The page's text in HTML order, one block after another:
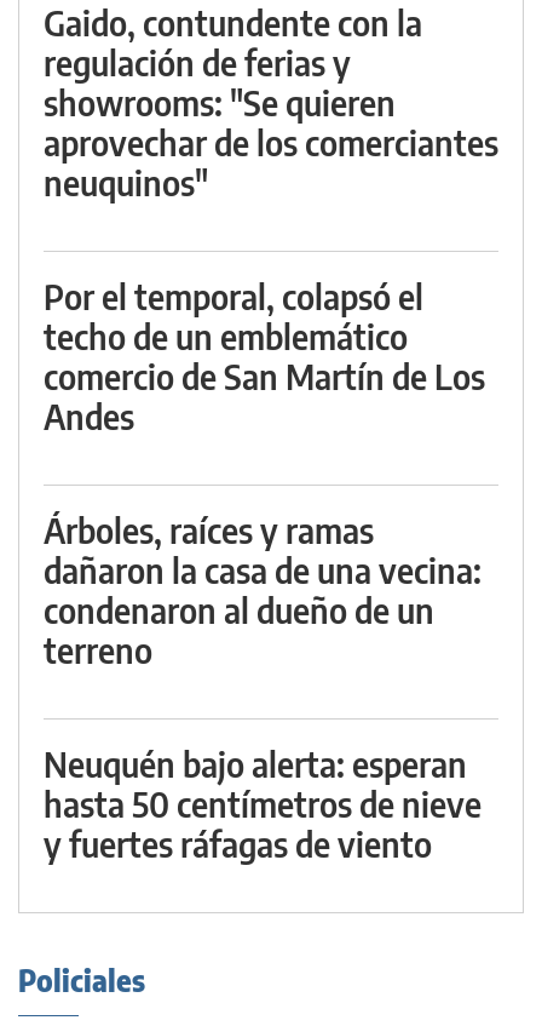
Gaido, contundente con la
regulación de ferias y
showrooms: "Se quieren
aprovechar de los comerciantes
neuquinos"
Por el temporal, colapsó el
techo de un emblemático
comercio de San Martín de Los
Andes
Árboles, raíces y ramas
dañaron la casa de una vecina:
condenaron al dueño de un
terreno
Neuquén bajo alerta: esperan
hasta 50 centímetros de nieve
y fuertes ráfagas de viento
Policiales